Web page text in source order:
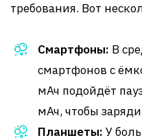
требования. Вот
Смартфоны: В
смартфонов с
мАч подойдёт
мАч, чтобы
Планшеты: У